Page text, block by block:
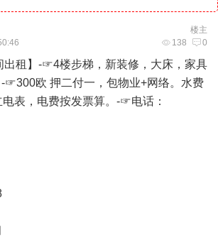
楼主
138 0
出租】-☞4楼步梯，新装修，大床，家具
☞300欧 押二付一，包物业+网络。水费
表，电费按发票算。-☞电话：